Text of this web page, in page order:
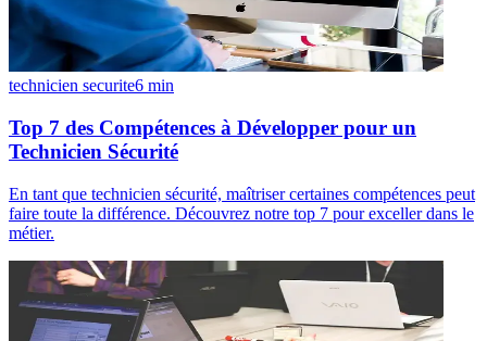
technicien securite6 min
Top 7 des Compétences à Développer pour un
Technicien Sécurité
En tant que technicien sécurité, maîtriser certaines compétences peut
faire toute la différence. Découvrez notre top 7 pour exceller dans le
métier.